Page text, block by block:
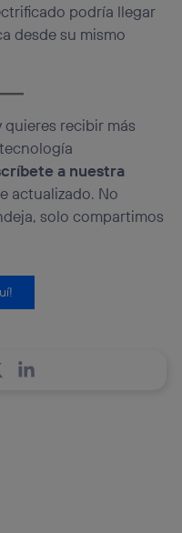
podría llegar
desde su mismo
recibir más
a nuestra
actualizado. No
solo compartimos